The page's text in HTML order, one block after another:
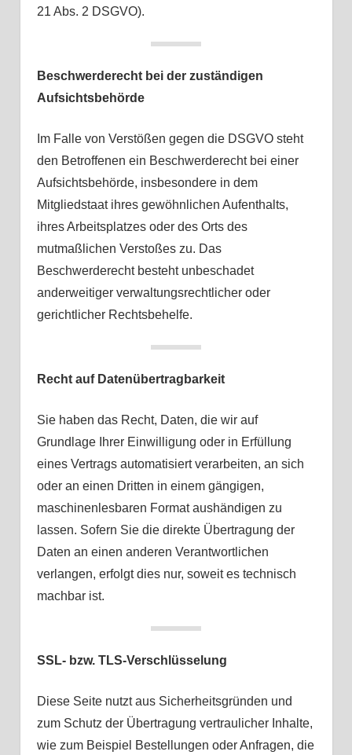
21 Abs. 2 DSGVO).
Beschwerderecht bei der zuständigen
Aufsichtsbehörde
Im Falle von Verstößen gegen die DSGVO steht
den Betroffenen ein Beschwerderecht bei einer
Aufsichtsbehörde, insbesondere in dem
Mitgliedstaat ihres gewöhnlichen Aufenthalts,
ihres Arbeitsplatzes oder des Orts des
mutmaßlichen Verstoßes zu. Das
Beschwerderecht besteht unbeschadet
anderweitiger verwaltungsrechtlicher oder
gerichtlicher Rechtsbehelfe.
Recht auf Datenübertragbarkeit
Sie haben das Recht, Daten, die wir auf
Grundlage Ihrer Einwilligung oder in Erfüllung
eines Vertrags automatisiert verarbeiten, an sich
oder an einen Dritten in einem gängigen,
maschinenlesbaren Format aushändigen zu
lassen. Sofern Sie die direkte Übertragung der
Daten an einen anderen Verantwortlichen
verlangen, erfolgt dies nur, soweit es technisch
machbar ist.
SSL- bzw. TLS-Verschlüsselung
Diese Seite nutzt aus Sicherheitsgründen und
zum Schutz der Übertragung vertraulicher Inhalte,
wie zum Beispiel Bestellungen oder Anfragen, die